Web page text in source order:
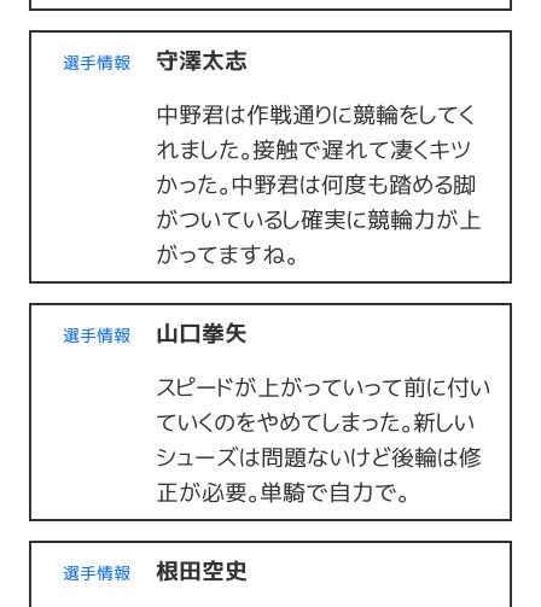
選手情報
守澤太志
中野君は作戦通りに競輪をしてく
れました。接触で遅れて凄くキツ
かった。中野君は何度も踏める脚
がついているし確実に競輪力が上
がってますね。
選手情報
山口拳矢
スピードが上がっていって前に付い
ていくのをやめてしまった。新しい
シューズは問題ないけど後輪は修
正が必要。単騎で自力で。
選手情報
根田空史